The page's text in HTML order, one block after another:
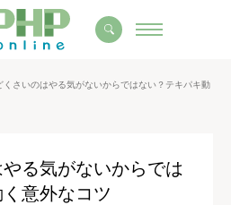
くさいのはやる気がないからではない？テキパキ動
る気がないからでは
意外なコツ